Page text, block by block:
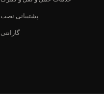
پشتیبانی نصب
گارانتی